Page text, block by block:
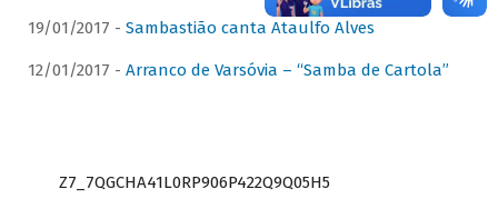
19/01/2017 - Sambastião canta Ataulfo Alves
12/01/2017 - Arranco de Varsóvia – “Samba de Cartola”
Z7_7QGCHA41L0RP906P422Q9Q05H5